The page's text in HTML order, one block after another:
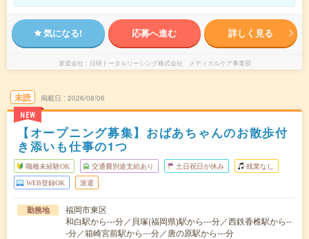
気になる! 応募へ進む 詳しく見る
派遣会社 日研トータルソーシング株式会社 メディカルケア事業部
未読
NEW
掲載日 2026/08/06
【オープニング募集】おばあちゃんのお散歩付
き添いも仕事の1つ
職種未経験OK 交通費別途支給あり 土日祝日が休み 残業なし
WEB登録OK 派遣
勤務地
福岡市東区
和白駅から---分／貝塚(福岡県)駅から---分／西鉄香椎駅から--
-分／箱崎宮前駅から---分／唐の原駅から---分